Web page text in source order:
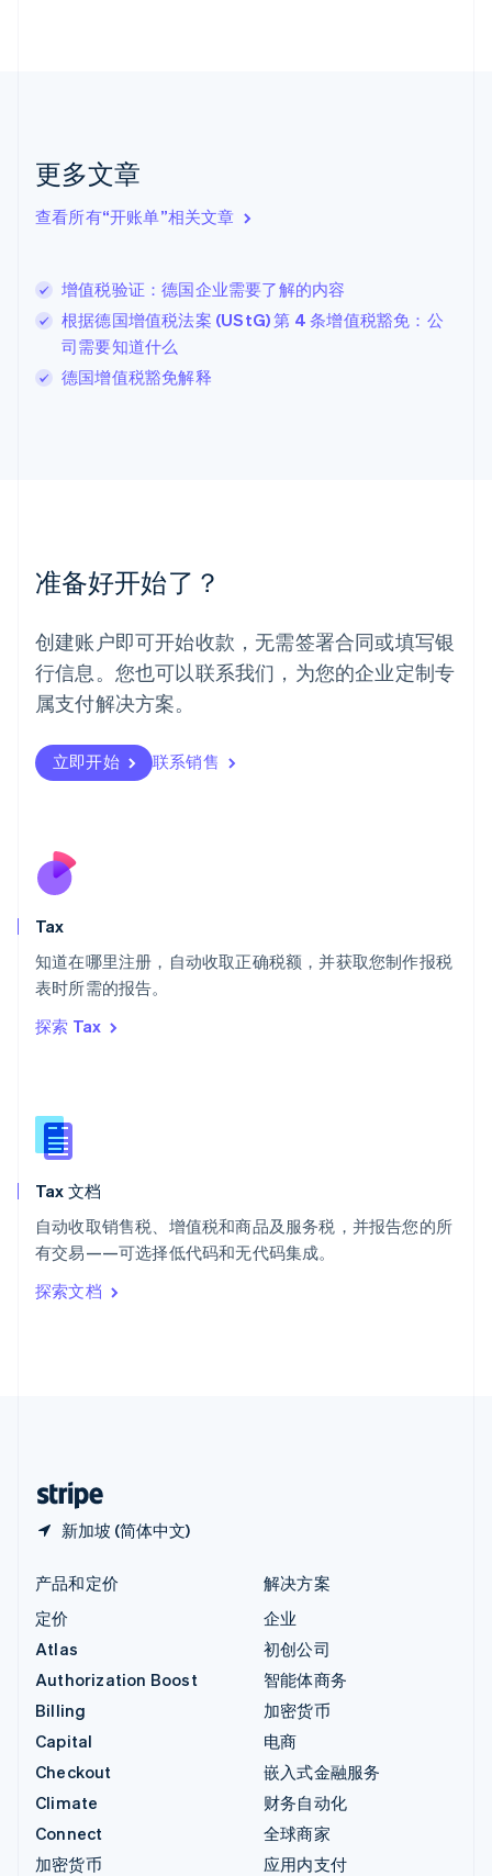
更多文章
查看所有“开账单”相关文章
增值税验证：德国企业需要了解的内容
根据德国增值税法案 (UStG) 第 4 条增值税豁免：公
司需要知道什么
德国增值税豁免解释
准备好开始了？
创建账户即可开始收款，无需签署合同或填写银
行信息。您也可以联系我们，为您的企业定制专
属支付解决方案。
立即开始 联系销售
Tax
知道在哪里注册，自动收取正确税额，并获取您制作报税
表时所需的报告。
探索 Tax
Tax 文档
自动收取销售税、增值税和商品及服务税，并报告您的所
有交易——可选择低代码和无代码集成。
探索文档
新加坡 (简体中文)
克罗地亚
EnglishItaliano
拉脱维亚
English
列支敦士登
DeutschEnglish
卢森堡
Français Deutsch English
罗马尼亚
墨西哥
EspañolEnglish
English
葡萄牙
PortuguêsEnglish
日本
瑞典
Svenska English
瑞士
English
斯洛伐克
泰国
ไทยEnglish
English
English
新西兰
匈牙利
意大利
ItalianoEnglish
印度
English
产品和定价
定价
Atlas
Authorization Boost
Billing
Capital
Checkout
Climate
Connect
加密货币
解决方案
企业
初创公司
智能体商务
加密货币
电商
嵌入式金融服务
财务自动化
全球商家
应用内支付